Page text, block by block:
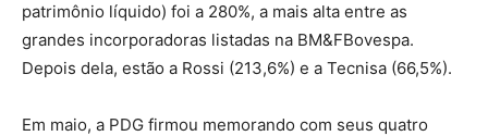
patrimônio líquido) foi a 280%, a mais alta entre as
grandes incorporadoras listadas na BM&FBovespa.
Depois dela, estão a Rossi (213,6%) e a Tecnisa (66,5%).
Em maio, a PDG firmou memorando com seus quatro